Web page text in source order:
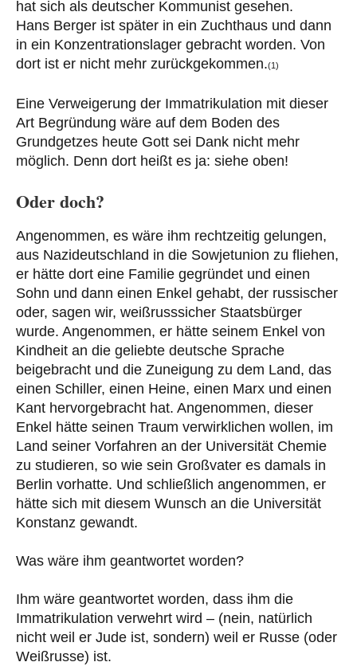
hat sich als deutscher Kommunist gesehen.
Hans Berger ist später in ein Zuchthaus und dann
in ein Konzentrationslager gebracht worden. Von
dort ist er nicht mehr zurückgekommen.(1)
Eine Verweigerung der Immatrikulation mit dieser
Art Begründung wäre auf dem Boden des
Grundgetzes heute Gott sei Dank nicht mehr
möglich. Denn dort heißt es ja: siehe oben!
Oder doch?
Angenommen, es wäre ihm rechtzeitig gelungen,
aus Nazideutschland in die Sowjetunion zu fliehen,
er hätte dort eine Familie gegründet und einen
Sohn und dann einen Enkel gehabt, der russischer
oder, sagen wir, weißrusssicher Staatsbürger
wurde. Angenommen, er hätte seinem Enkel von
Kindheit an die geliebte deutsche Sprache
beigebracht und die Zuneigung zu dem Land, das
einen Schiller, einen Heine, einen Marx und einen
Kant hervorgebracht hat. Angenommen, dieser
Enkel hätte seinen Traum verwirklichen wollen, im
Land seiner Vorfahren an der Universität Chemie
zu studieren, so wie sein Großvater es damals in
Berlin vorhatte. Und schließlich angenommen, er
hätte sich mit diesem Wunsch an die Universität
Konstanz gewandt.
Was wäre ihm geantwortet worden?
Ihm wäre geantwortet worden, dass ihm die
Immatrikulation verwehrt wird – (nein, natürlich
nicht weil er Jude ist, sondern) weil er Russe (oder
Weißrusse) ist.